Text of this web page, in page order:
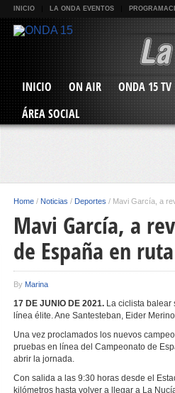
INICIO LA ONDA EVENTOS
INICIO ON AIR ONDA 15 TV
ÁREA SOCIAL
Home / Noticias / Deportes / Mavi García, a
Mavi García, a
de España en ruta
By Marina
17 DE JUNIO DE 2021. La ciclista balear
línea élite. Ane Santesteban, Eider
Una vez proclamados los nuevos
pruebas en línea del Campeonato de
abrir la jornada.
Con salida a las 9:30 horas desde el
kilómetros hasta volver a llegar a La